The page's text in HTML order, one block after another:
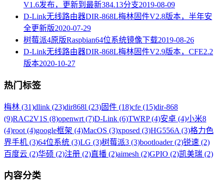
V1.6发布，更新到最新384.13分支2019-08-09
D-Link无线路由器DIR-868L梅林固件V2.8版本，半年安
全更新版2020-07-29
树莓派4原版Raspbian64位系统镜像下载2019-08-26
D-Link无线路由器DIR-868L梅林固件V2.9版本，CFE2.2
版本2020-10-27
热门标签
梅林 (31)dlink (23)dir868l (23)固件 (18)cfe (15)dir-868
(9)RAC2V1S (8)openwrt (7)D-Link (6)TWRP (4)安卓 (4)小米8
(4)root (4)google框架 (4)MacOS (3)xposed (3)HG556A (3)格力色
界手机 (3)64位系统 (3)LG (3)树莓派3 (3)bootloader (2)锐速 (2)
百度云 (2)华硕 (2)注册 (2)直播 (2)aimesh (2)GPIO (2)凯美瑞 (2)
内容分类